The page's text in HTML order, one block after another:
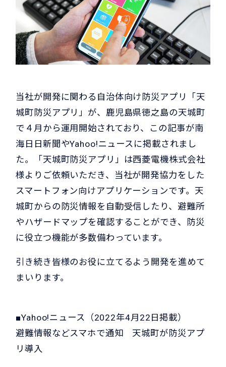
当社が開発に関わる自治体向け防災アプリ「天
城町防災アプリ」が、鹿児島県徳之島の天城町
で４月から運用開始されており、この記事が南
海日日新聞やYahoo!ニュースに掲載されまし
た。「天城町防災アプリ」は西菱電機株式会社
様よりご依頼いただき、当社が開発協力をした
スマートフォン向けアプリケーションです。天
城町からの防災情報を自動受信したり、避難所
やハザードマップを確認することができ、防災
に役立つ機能が多数備わっています。
引き続き皆様のお役に立てるよう開発を進めて
まいります。
■Yahoo!ニュース（2022年4月22日掲載）
避難情報などスマホで通知 天城町が防災アプ
リ導入